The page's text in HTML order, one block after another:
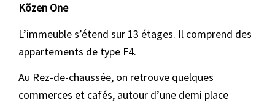
Kõzen One
L’immeuble s’étend sur 13 étages. Il comprend des
appartements de type F4.
Au Rez-de-chaussée, on retrouve quelques
commerces et cafés, autour d’une demi place